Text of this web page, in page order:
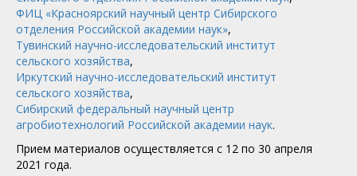
ФИЦ «Красноярский научный центр Сибирского
отделения Российской академии наук»,
Тувинский научно-исследовательский институт
сельского хозяйства,
Иркутский научно-исследовательский институт
сельского хозяйства,
Сибирский федеральный научный центр
агробиотехнологий Российской академии наук.
Прием материалов осуществляется с 12 по 30 апреля
2021 года.